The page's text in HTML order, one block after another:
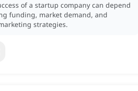
of a startup company can depend
funding, market demand, and
strategies.